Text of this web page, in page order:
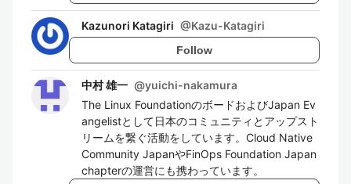
Kazunori Katagiri @Kazu-Katagiri
Follow
中村 雄一 @yuichi-nakamura
The Linux FoundationのボードおよびJapan Ev
angelistとして日本のコミュニティとアップスト
リームを繋ぐ活動をしています。Cloud Native
Community JapanやFinOps Foundation Japan
chapterの運営にも携わっています。